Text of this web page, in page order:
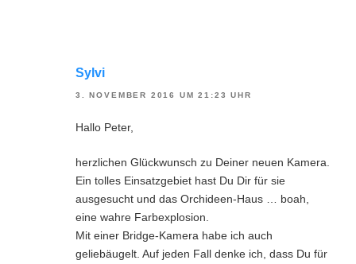
Sylvi
3. NOVEMBER 2016 UM 21:23 UHR
Hallo Peter,
herzlichen Glückwunsch zu Deiner neuen Kamera.
Ein tolles Einsatzgebiet hast Du Dir für sie
ausgesucht und das Orchideen-Haus … boah,
eine wahre Farbexplosion.
Mit einer Bridge-Kamera habe ich auch
geliebäugelt. Auf jeden Fall denke ich, dass Du für